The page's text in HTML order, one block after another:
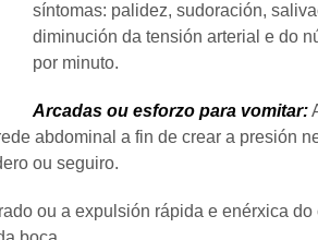
síntomas: palidez, sudoración,
diminución da tensión arterial e do
por minuto.
Arcadas ou esforzo para vomitar:
abdominal a fin de crear a presión
ou seguiro.
ou a expulsión rápida e enérxica